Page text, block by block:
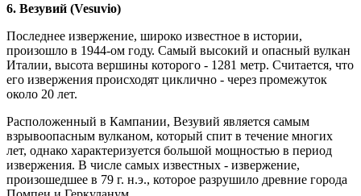
6. Везувий (Vesuvio)
Последнее извержение, широко известное в истории,
произошло в 1944-ом году. Самый высокий и опасный вулкан
Италии, высота вершины которого - 1281 метр. Считается, что
его извержения происходят циклично - через промежуток
около 20 лет.
Расположенный в Кампании, Везувий является самым
взрывоопасным вулканом, который спит в течение многих
лет, однако характеризуется большой мощностью в период
извержения. В числе самых известных - извержение,
произошедшее в 79 г. н.э., которое разрушило древние города